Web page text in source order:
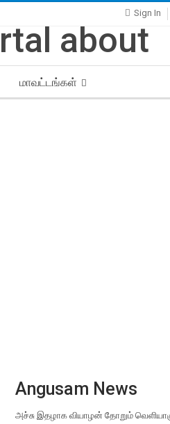
Sign In
மாவட்டங்கள்
Angusam News
அச்சு இதழாக வியாழன் தோறும்